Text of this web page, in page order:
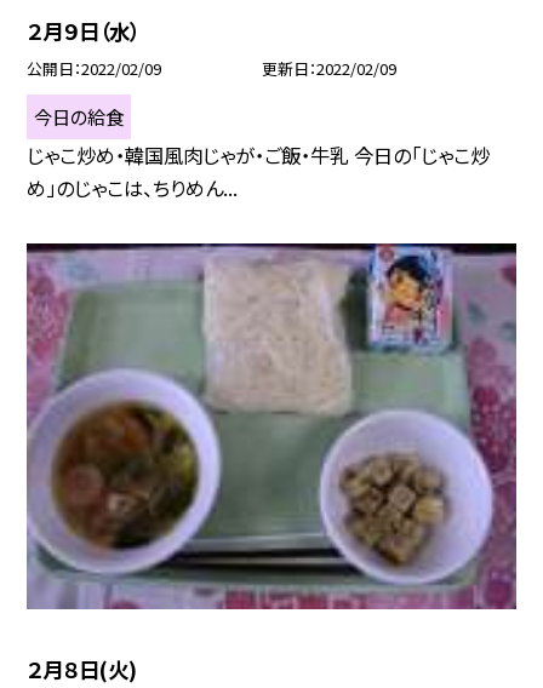
２月９日（水）
公開日 2022/02/09 更新日 2022/02/09
今日の給食
じゃこ炒め・韓国風肉じゃが・ご飯・牛乳 今日の「じゃこ炒
め」のじゃこは、ちりめん...
２月８日(火)